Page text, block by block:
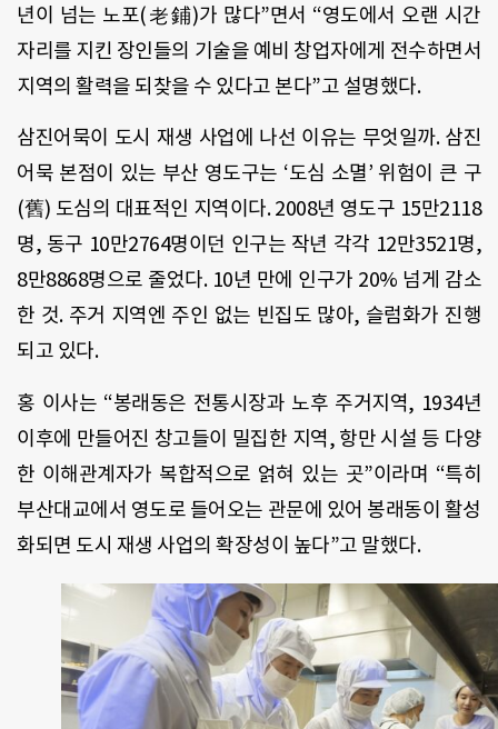
년이 넘는 노포(老鋪)가 많다”면서 “영도에서 오랜 시간
자리를 지킨 장인들의 기술을 예비 창업자에게 전수하면서
지역의 활력을 되찾을 수 있다고 본다”고 설명했다.
삼진어묵이 도시 재생 사업에 나선 이유는 무엇일까. 삼진
어묵 본점이 있는 부산 영도구는 ‘도심 소멸’ 위험이 큰 구
(舊) 도심의 대표적인 지역이다. 2008년 영도구 15만2118
명, 동구 10만2764명이던 인구는 작년 각각 12만3521명,
8만8868명으로 줄었다. 10년 만에 인구가 20% 넘게 감소
한 것. 주거 지역엔 주인 없는 빈집도 많아, 슬럼화가 진행
되고 있다.
홍 이사는 “봉래동은 전통시장과 노후 주거지역, 1934년
이후에 만들어진 창고들이 밀집한 지역, 항만 시설 등 다양
한 이해관계자가 복합적으로 얽혀 있는 곳”이라며 “특히
부산대교에서 영도로 들어오는 관문에 있어 봉래동이 활성
화되면 도시 재생 사업의 확장성이 높다”고 말했다.